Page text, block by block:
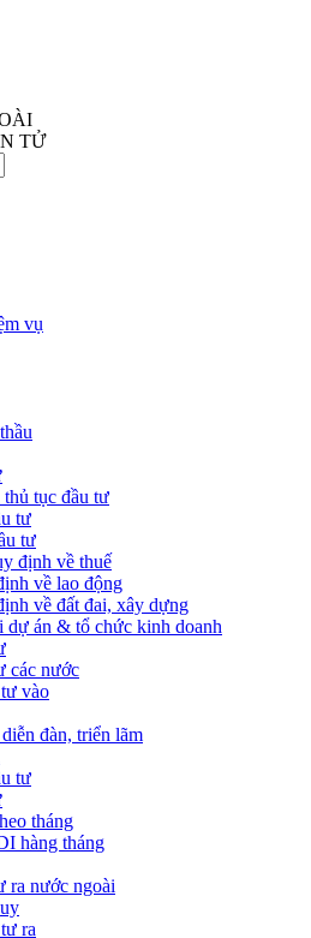
TỬ
vụ
tục đầu tư
tư
tư
định về thuế
về lao động
về đất đai, xây dựng
dự án & tổ chức kinh doanh
các nước
vào
đàn, triển lãm
tư
tháng
hàng tháng
ra nước ngoài
ra